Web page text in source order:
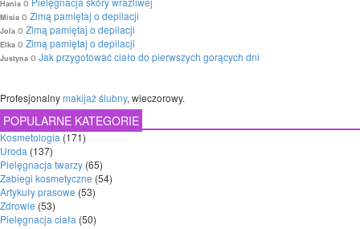
Hania
Misia o Zimą pamiętaj o depilacji
Jola o Zimą pamiętaj o depilacji
Elka o Zimą pamiętaj o depilacji
Justyna o Jak przygotować ciało do pierwszych gorących dni
Profesjonalnymakijaż ślubny, wieczorowy.
POPULARNE KATEGORIE
Kosmetologia (171)
Uroda (137)
Pielęgnacja twarzy (65)
Zabiegi kosmetyczne (54)
Artykuły prasowe (53)
Zdrowie (53)
Pielęgnacja ciała (50)